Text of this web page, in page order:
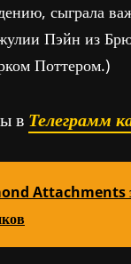
сыграла
Пэйн из
Поттером.)
в Телеграмм
Attachments